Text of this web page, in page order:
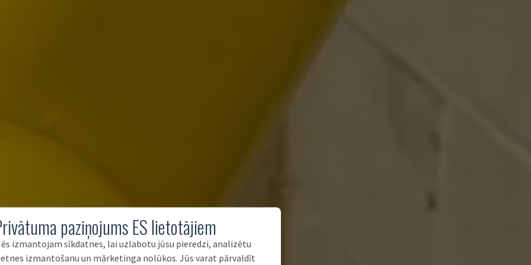
paziņojums ES lietotājiem
izmantojam sīkdatnes, lai uzlabotu jūsu pieredzi, analizētu
izmantošanu un mārketinga nolūkos. Jūs varat pārvaldīt